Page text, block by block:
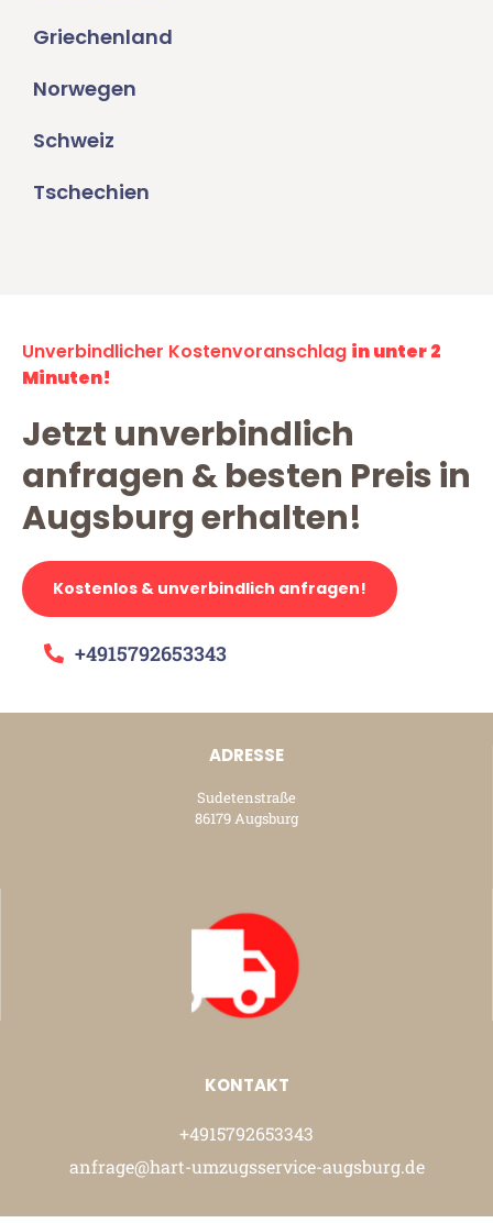
Griechenland
Norwegen
Schweiz
Tschechien
Unverbindlicher Kostenvoranschlag in unter 2
Minuten!
Jetzt unverbindlich
anfragen & besten Preis in
Augsburg erhalten!
Kostenlos & unverbindlich anfragen!
+4915792653343
ADRESSE
Sudetenstraße
86179 Augsburg
KONTAKT
+4915792653343
anfrage@hart-umzugsservice-augsburg.de